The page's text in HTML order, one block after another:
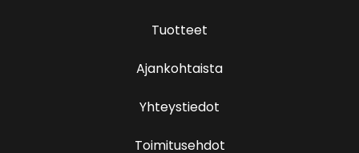
Tuotteet
Ajankohtaista
Yhteystiedot
Toimitusehdot